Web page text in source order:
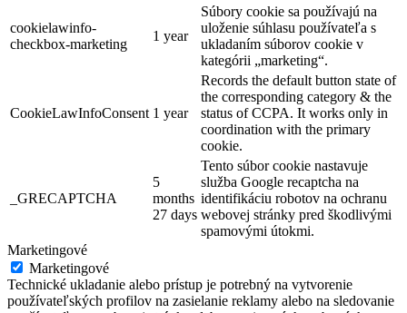
cookielawinfo-
checkbox-marketing
1 year
Súbory cookie sa používajú na
uloženie súhlasu používateľa s
ukladaním súborov cookie v
kategórii „marketing“.
CookieLawInfoConsent 1 year
Records the default button state of
the corresponding category & the
status of CCPA. It works only in
coordination with the primary
cookie.
_GRECAPTCHA
5
months
27 days
Tento súbor cookie nastavuje
služba Google recaptcha na
identifikáciu robotov na ochranu
webovej stránky pred škodlivými
spamovými útokmi.
Marketingové
Marketingové
Technické ukladanie alebo prístup je potrebný na vytvorenie
používateľských profilov na zasielanie reklamy alebo na sledovanie